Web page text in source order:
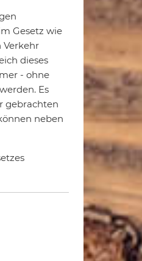
Gesetz wie
Verkehr
dieses
- ohne
Es
gebrachten
neben